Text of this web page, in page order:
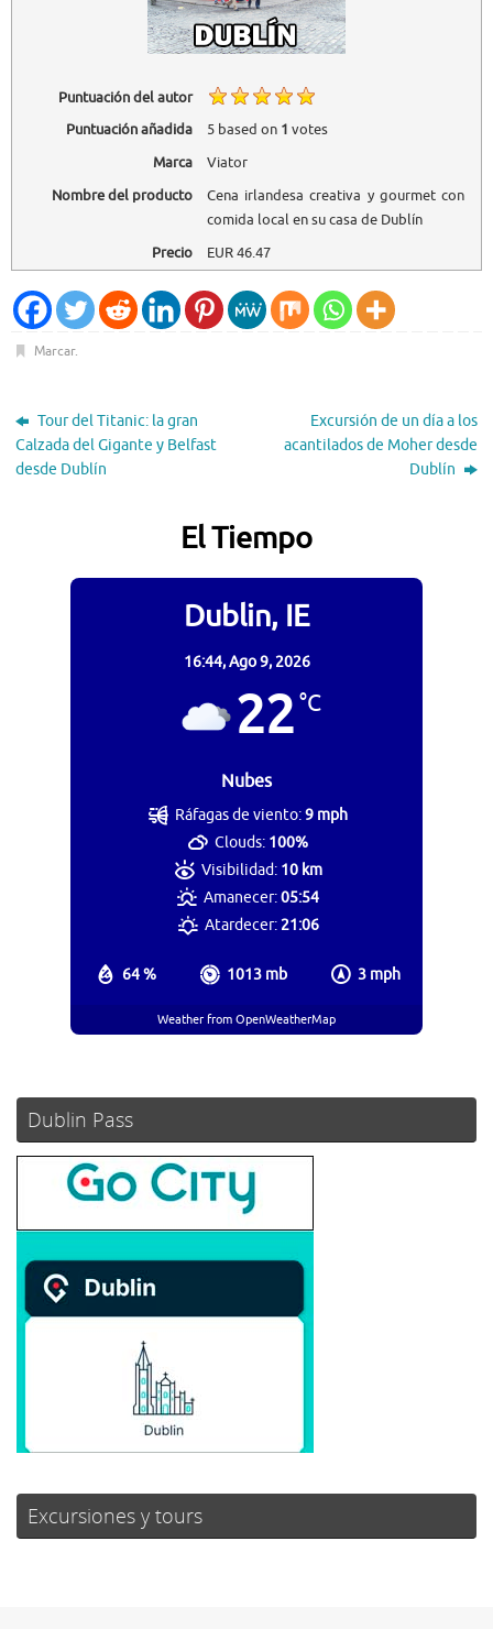
Puntuación del autor
Puntuación añadida
5based on 1 votes
Marca
Viator
Nombre del producto
Cena irlandesa creativa y gourmet con
comida local en su casa de Dublín
Precio
EUR46.47
Marcar.
Tour del Titanic: la gran
Calzada del Gigante y Belfast
desde Dublín
Excursión de un día a los
acantilados de Moher desde
Dublín
El Tiempo
Dublin, IE
16:44,Ago 9, 2026
22°C
Nubes
64 % 1013 mb 3 mph
Ráfagas de viento:9 mph
Clouds: 100%
Visibilidad: 10 km
Amanecer:05:54
Atardecer:21:06
Weather from OpenWeatherMap
Dublin Pass
Excursiones y tours